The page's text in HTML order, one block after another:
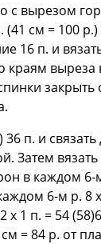
с вырезом
(41 см = 100
16 п. и
краям
36 п. и
Затем
в каждом 6-
6-м р. 8
х 1 п. = 54
= 84 р. от